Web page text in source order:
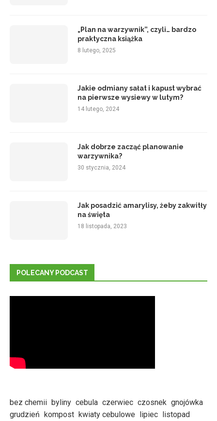
„Plan na warzywnik”, czyli… bardzo
praktyczna książka
8 lutego, 2025
Jakie odmiany sałat i kapust wybrać
na pierwsze wysiewy w lutym?
14 lutego, 2024
Jak dobrze zacząć planowanie
warzywnika?
30 stycznia, 2024
Jak posadzić amarylisy, żeby zakwitły
na święta
18 listopada, 2023
POLECANY PODCAST
bez chemii byliny cebula czerwiec czosnek gnojówka
grudzień kompost kwiaty cebulowe lipiec listopad